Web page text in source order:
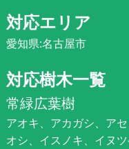
対応エリア
愛知県:名古屋市
対応樹木一覧
常緑広葉樹
アオキ、アカガシ、ア
オシ、イスノキ、イヌ